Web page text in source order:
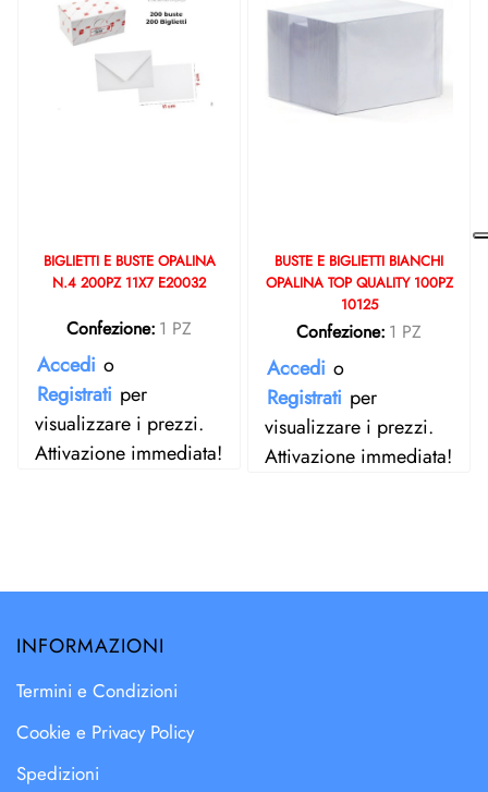
BIGLIETTI E BUSTE OPALINA
N.4 200PZ 11X7 E20032
Confezione: 1 PZ
Accedi o
Registrati per
visualizzare i prezzi.
Attivazione immediata!
BUSTE E BIGLIETTI BIANCHI
OPALINA TOP QUALITY 100PZ
10125
Confezione: 1 PZ
Accedi o
Registrati per
visualizzare i prezzi.
Attivazione immediata!
INFORMAZIONI
Termini e Condizioni
Cookie e Privacy Policy
Spedizioni